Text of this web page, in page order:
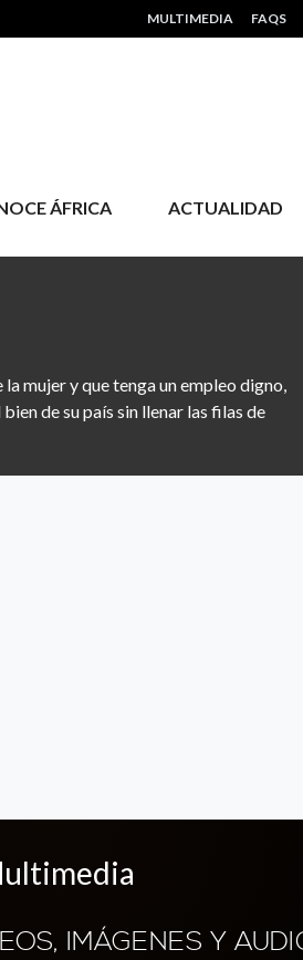
HEADER MENU
MULTIMEDIA FAQS
ÁFRICA ACTUALIDAD
mujer y que tenga un empleo digno,
de su país sin llenar las filas de
IMÁGENES Y